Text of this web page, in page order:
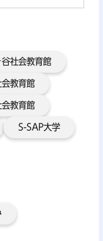
社会教育館
教育館
会教育館
S-SAP大学